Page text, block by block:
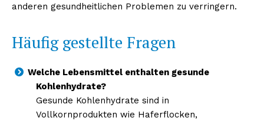
Erhalte unseren
kostenlosen Newsletter
anderen gesundheitlichen Problemen zu verringern.
Häufig gestellte Fragen
Welche Lebensmittel enthalten gesunde
Kohlenhydrate?
Gesunde Kohlenhydrate sind in
Vollkornprodukten wie Haferflocken,